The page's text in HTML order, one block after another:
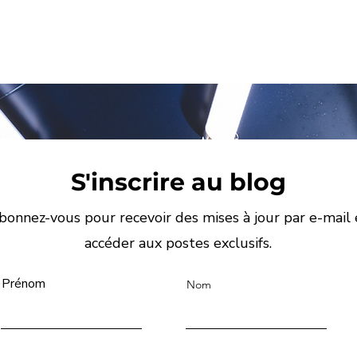
S'inscrire au blog
vous pour recevoir des mises à jour par e-mail
accéder aux postes exclusifs.
Prénom Nom